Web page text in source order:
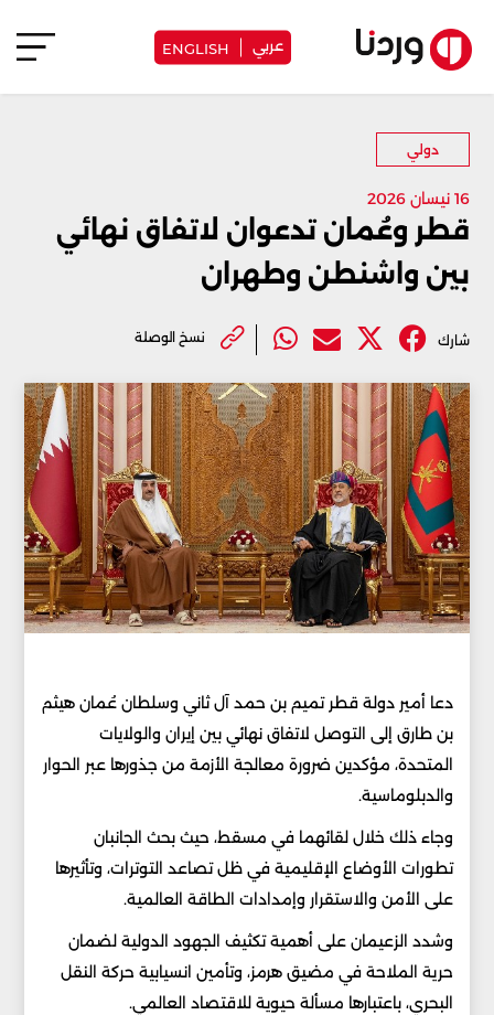
عربي ENGLISH
دولي
16 نيسان 2026
قطر وعُمان تدعوان لاتفاق نهائي
بين واشنطن وطهران
شارك نسخ الوصلة
دعا أمير دولة قطر تميم بن حمد آل ثاني وسلطان عُمان هيثم
بن طارق إلى التوصل لاتفاق نهائي بين إيران والولايات
المتحدة، مؤكدين ضرورة معالجة الأزمة من جذورها عبر الحوار
والدبلوماسية.
وجاء ذلك خلال لقائهما في مسقط، حيث بحث الجانبان
تطورات الأوضاع الإقليمية في ظل تصاعد التوترات، وتأثيرها
على الأمن والاستقرار وإمدادات الطاقة العالمية.
وشدد الزعيمان على أهمية تكثيف الجهود الدولية لضمان
حرية الملاحة في مضيق هرمز، وتأمين انسيابية حركة النقل
البحري، باعتبارها مسألة حيوية للاقتصاد العالمي.